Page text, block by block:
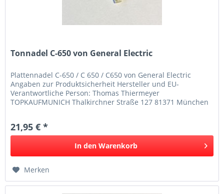
Tonnadel C-650 von General Electric
Plattennadel C-650 / C 650 / C650 von General Electric
Angaben zur Produktsicherheit Hersteller und EU-
Verantwortliche Person: Thomas Thiermeyer
TOPKAUFMUNICH Thalkirchner Straße 127 81371 München
21,95 € *
In den Warenkorb
Merken